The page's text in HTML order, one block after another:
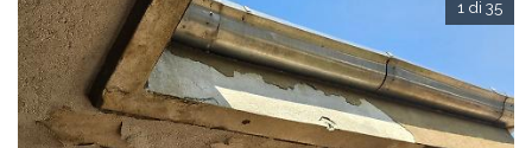
1 di 35